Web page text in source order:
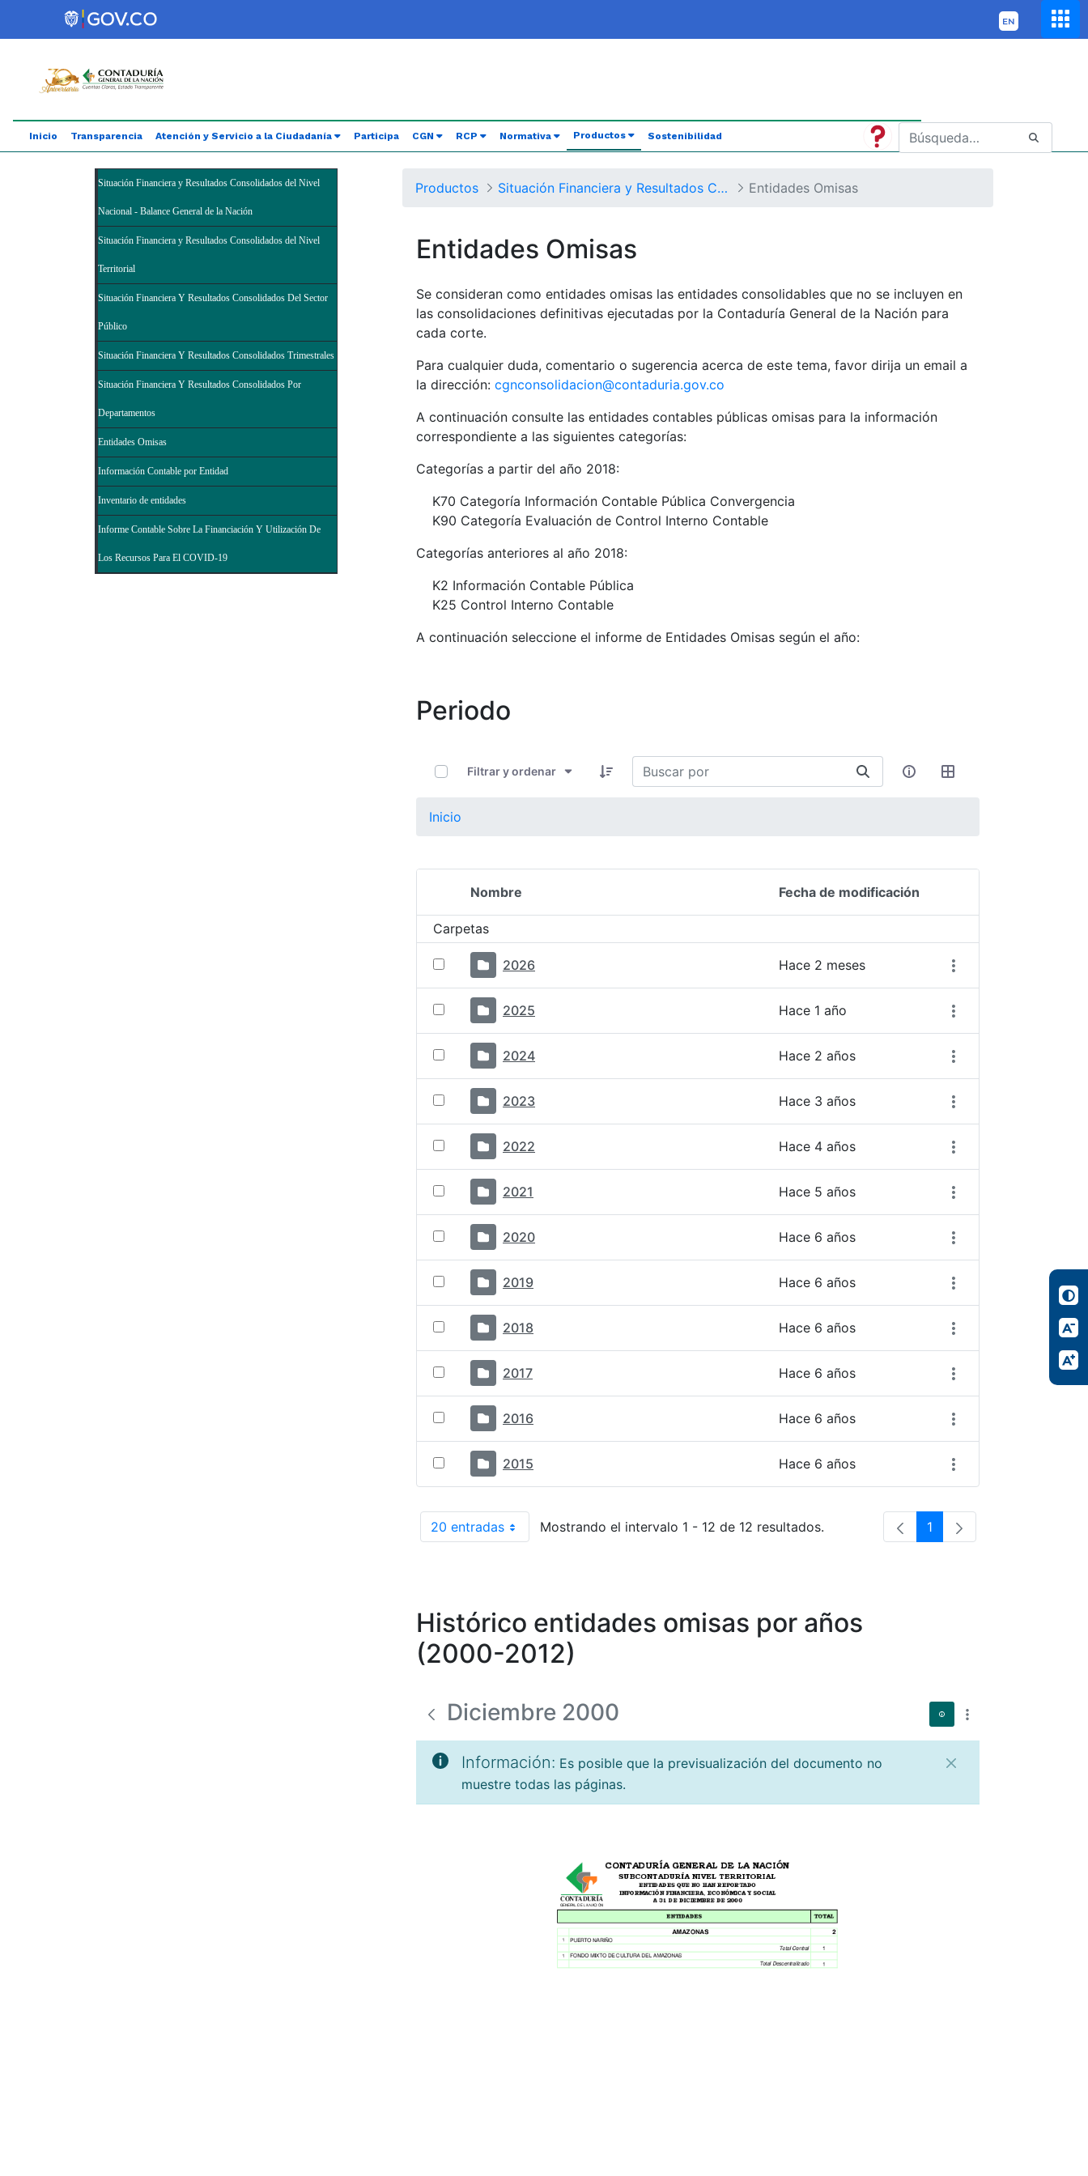
Saltar al contenido principal
Abrir menú de accesibilidad
Inicio Transparencia Atención y Servicio a la Ciudadanía Participa CGN RCP Normativa Productos (current)
Sostenibilidad
Situación Financiera y Resultados Consolidados del Nivel
Nacional - Balance General de la Nación
Situación Financiera y Resultados Consolidados del Nivel
Territorial
Situación Financiera Y Resultados Consolidados Del Sector
Público
Situación Financiera Y Resultados Consolidados Trimestrales
Situación Financiera Y Resultados Consolidados Por
Departamentos
Entidades Omisas
Información Contable por Entidad
Inventario de entidades
Informe Contable Sobre La Financiación Y Utilización De
Los Recursos Para El COVID-19
Productos Situación Financiera y Resultados Consolidados del Nivel Nacional - Balance General de la Nación y Otros Informes Entidades Omisas
Entidades Omisas
Se consideran como entidades omisas las entidades consolidables que no se incluyen en
las consolidaciones definitivas ejecutadas por la Contaduría General de la Nación para
cada corte.
Para cualquier duda, comentario o sugerencia acerca de este tema, favor dirija un email a
la dirección: cgnconsolidacion@contaduria.gov.co
A continuación consulte las entidades contables públicas omisas para la información
correspondiente a las siguientes categorías:
Categorías a partir del año 2018:
K70 Categoría Información Contable Pública Convergencia
K90 Categoría Evaluación de Control Interno Contable
Categorías anteriores al año 2018:
K2 Información Contable Pública
K25 Control Interno Contable
A continuación seleccione el informe de Entidades Omisas según el año:
Periodo
Filtrar y ordenar
Inicio
Selección del elemento
Nombre Fecha de modificación
Carpetas
2026 Hace 2 meses
2025 Hace 1 año
2024 Hace 2 años
2023 Hace 3 años
2022 Hace 4 años
2021 Hace 5 años
2020 Hace 6 años
2019 Hace 6 años
2018 Hace 6 años
2017 Hace 6 años
2016 Hace 6 años
2015 Hace 6 años
20 entradasPor páginaMostrando el intervalo 1 - 12 de 12 resultados. Página
1
Histórico entidades omisas por años
(2000-2012)
Diciembre 2000
Información: Es posible que la previsualización del documento no
muestre todas las páginas.